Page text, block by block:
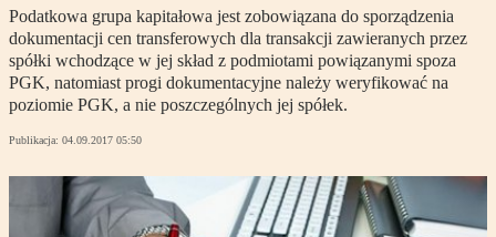
Podatkowa grupa kapitałowa jest zobowiązana do sporządzenia
dokumentacji cen transferowych dla transakcji zawieranych przez
spółki wchodzące w jej skład z podmiotami powiązanymi spoza
PGK, natomiast progi dokumentacyjne należy weryfikować na
poziomie PGK, a nie poszczególnych jej spółek.
Publikacja: 04.09.2017 05:50